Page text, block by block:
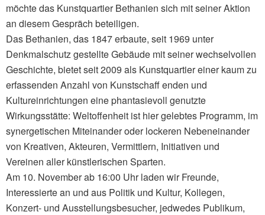
möchte das Kunstquartier Bethanien sich mit seiner Aktion
an diesem Gespräch beteiligen.
Das Bethanien, das 1847 erbaute, seit 1969 unter
Denkmalschutz gestellte Gebäude mit seiner wechselvollen
Geschichte, bietet seit 2009 als Kunstquartier einer kaum zu
erfassenden Anzahl von Kunstschaff enden und
Kultureinrichtungen eine phantasievoll genutzte
Wirkungsstätte: Weltoffenheit ist hier gelebtes Programm, im
synergetischen Miteinander oder lockeren Nebeneinander
von Kreativen, Akteuren, Vermittlern, Initiativen und
Vereinen aller künstlerischen Sparten.
Am 10. November ab 16:00 Uhr laden wir Freunde,
Interessierte an und aus Politik und Kultur, Kollegen,
Konzert- und Ausstellungsbesucher, jedwedes Publikum,